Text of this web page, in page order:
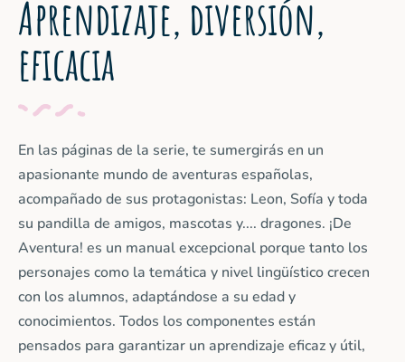
Aprendizaje, diversión,
eficacia
En las páginas de la serie, te sumergirás en un
apasionante mundo de aventuras españolas,
acompañado de sus protagonistas: Leon, Sofía y toda
su pandilla de amigos, mascotas y.... dragones. ¡De
Aventura! es un manual excepcional porque tanto los
personajes como la temática y nivel lingüístico crecen
con los alumnos, adaptándose a su edad y
conocimientos. Todos los componentes están
pensados para garantizar un aprendizaje eficaz y útil,